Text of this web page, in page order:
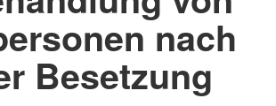
nach
Besetzung